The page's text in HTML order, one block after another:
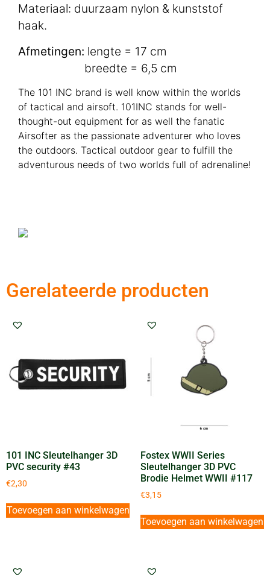
Materiaal: duurzaam nylon & kunststof
haak.
Afmetingen: lengte = 17 cm
breedte = 6,5 cm
The 101 INC brand is well know within the worlds
of tactical and airsoft. 101INC stands for well-
thought-out equipment for as well the fanatic
Airsofter as the passionate adventurer who loves
the outdoors. Tactical outdoor gear to fulfill the
adventurous needs of two worlds full of adrenaline!
Gerelateerde producten
101 INC Sleutelhanger 3D
PVC security #43
€2,30
Toevoegen aan winkelwagen
Fostex WWII Series
Sleutelhanger 3D PVC
Brodie Helmet WWII #117
€3,15
Toevoegen aan winkelwagen